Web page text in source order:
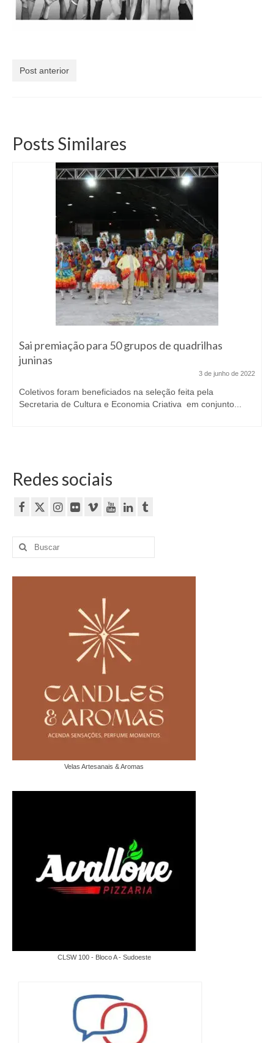
Currículo
Post anterior
Posts Similares
Sai premiação para 50 grupos de quadrilhas
juninas
3 de junho de 2022
Coletivos foram beneficiados na seleção feita pela
Secretaria de Cultura e Economia Criativa em conjunto...
Redes sociais
Buscar
por:
Velas Artesanais & Aromas
CLSW 100 - Bloco A - Sudoeste